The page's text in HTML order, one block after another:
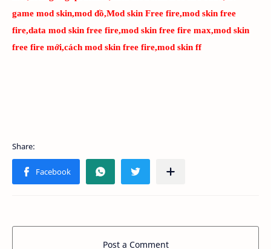
game mod skin,mod đồ,Mod skin Free fire,mod skin free
fire,data mod skin free fire,mod skin free fire max,mod skin
free fire mới,cách mod skin free fire,mod skin ff
Post a Comment